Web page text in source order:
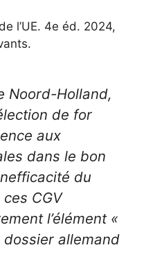
l’UE. 4e éd. 2024,
Noord-Holland,
de for
aux
dans le bon
du
CGV
l’élément «
allemand